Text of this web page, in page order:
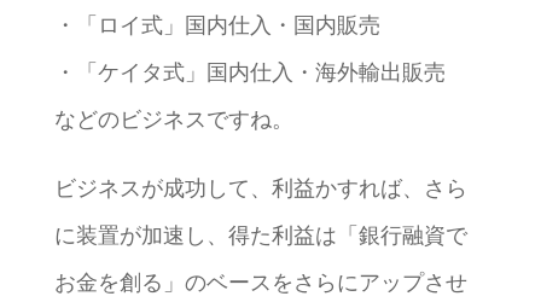
・「ロイ式」国内仕入・国内販売
・「ケイタ式」国内仕入・海外輸出販売
などのビジネスですね。
ビジネスが成功して、利益かすれば、さら
に装置が加速し、得た利益は「銀行融資で
お金を創る」のベースをさらにアップさせ